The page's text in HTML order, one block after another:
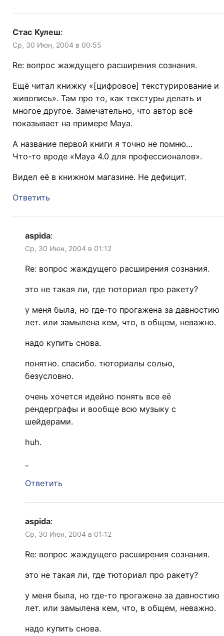
Стас Кулеш:
Ср, 30 Июн, 2004 в 00:55
Re: вопрос жаждущего расширения сознания.
Ещё читал книжку «[цифровое] текстурирование и
живопись». Там про то, как текстуры делать и
многое другое. Замечательно, что автор всё
показывает на примере Maya.
А название первой книги я точно не помню…
Что-то вроде «Maya 4.0 для профессионалов».
Видел её в книжном магазине. Не дефицит.
Ответить
aspida:
Ср, 30 Июн, 2004 в 01:12
Re: вопрос жаждущего расширения сознания.
это не такая ли, где тюториал про ракету?
у меня была, но где-то прогажена за давностию
лет. или замылена кем, что, в общем, неважно.
надо купить снова.
понятно. спасибо. тюториалы солью,
безусловно.
очень хочется идейно понять все её
рендерграфы и вообще всю музыку с
шейдерами.
huh.
Ответить
aspida:
Ср, 30 Июн, 2004 в 01:12
Re: вопрос жаждущего расширения сознания.
это не такая ли, где тюториал про ракету?
у меня была, но где-то прогажена за давностию
лет. или замылена кем, что, в общем, неважно.
надо купить снова.